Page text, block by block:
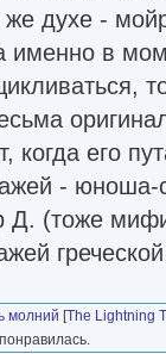
духе -
именно в
когда его
- юноша-
Д. (тоже
молний [The Lightning